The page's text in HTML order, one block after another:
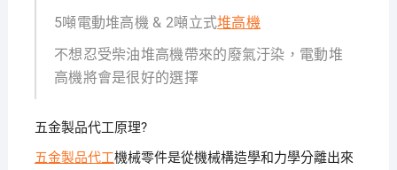
5噸電動堆高機 & 2噸立式堆高機
不想忍受柴油堆高機帶來的廢氣汙染，電動堆
高機將會是很好的選擇
五金製品代工原理?
五金製品代工機械零件是從機械構造學和力學分離出來